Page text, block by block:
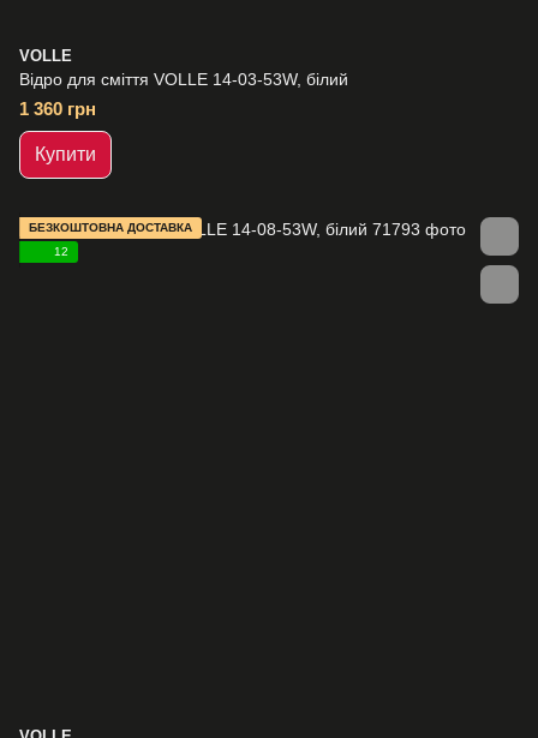
VOLLE
Відро для сміття VOLLE 14-03-53W, білий
1 360 грн
Купити
БЕЗКОШТОВНА ДОСТАВКА
12